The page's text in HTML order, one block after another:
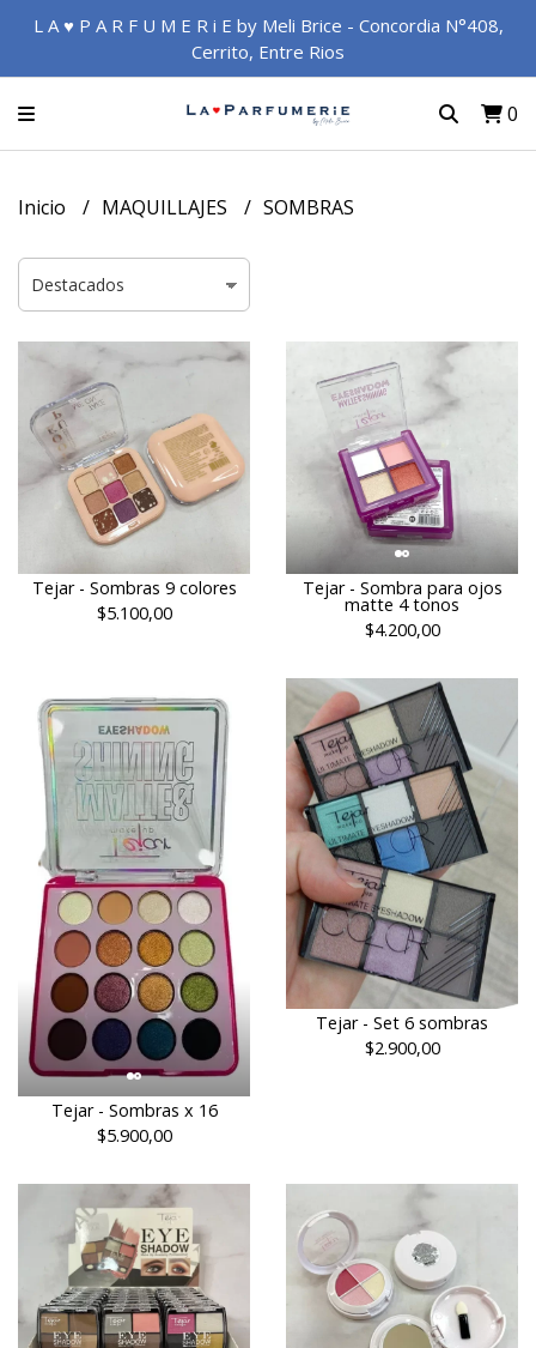
L A ♥ P A R F U M E R i E by Meli Brice - Concordia N°408,
Cerrito, Entre Rios
0
Inicio MAQUILLAJES SOMBRAS
Tejar - Sombras 9 colores
$5.100,00
Tejar - Sombra para ojos
matte 4 tonos
$4.200,00
Tejar - Sombras x 16
$5.900,00
Tejar - Set 6 sombras
$2.900,00